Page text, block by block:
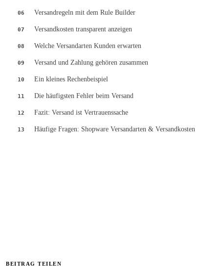
06 Versandregeln mit dem Rule Builder
07 Versandkosten transparent anzeigen
08 Welche Versandarten Kunden erwarten
09 Versand und Zahlung gehören zusammen
10 Ein kleines Rechenbeispiel
11 Die häufigsten Fehler beim Versand
12 Fazit: Versand ist Vertrauenssache
13 Häufige Fragen: Shopware Versandarten & Versandkosten
BEITRAG TEILEN